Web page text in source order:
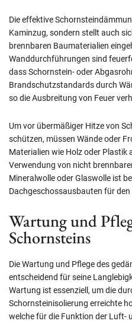
Die effektive
Kaminzug, sondern stellt auch
brennbaren Baumaterialien
Wanddurchführungen sind
dass Schornstein- oder
Brandschutzstandards durch
so die Ausbreitung von Feuer
Um vor übermäßiger Hitze von
schützen, müssen Wände oder
Materialien wie Holz oder Plastik
Verwendung von nicht
Mineralwolle oder Glaswolle ist
Dachgeschossausbauten für
Wartung und
Schornsteins
Die Wartung und Pflege des
entscheidend für seine
Wartung ist essenziell, um die
Schornsteinisolierung erreichte
welche für die Funktion der Luft-